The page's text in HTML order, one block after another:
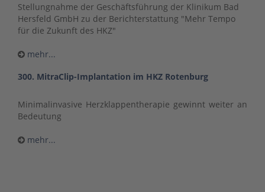
Stellungnahme der Geschäftsführung der Klinikum Bad
Hersfeld GmbH zu der Berichterstattung "Mehr Tempo
für die Zukunft des HKZ"
mehr...
300. MitraClip-Implantation im HKZ Rotenburg
Minimalinvasive Herzklappentherapie gewinnt weiter an
Bedeutung
mehr...